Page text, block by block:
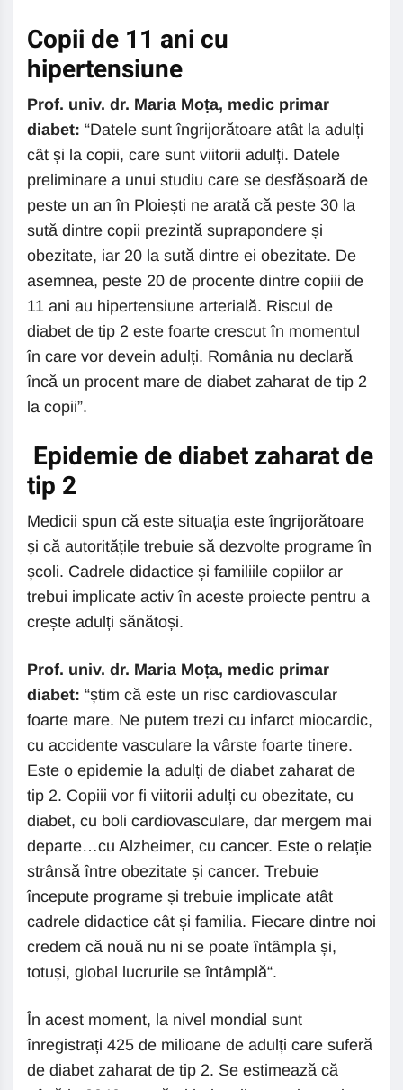
Copii de 11 ani cu
hipertensiune
Prof. univ. dr. Maria Moța, medic primar
diabet: “Datele sunt îngrijorătoare atât la adulți
cât și la copii, care sunt viitorii adulți. Datele
preliminare a unui studiu care se desfășoară de
peste un an în Ploiești ne arată că peste 30 la
sută dintre copii prezintă suprapondere și
obezitate, iar 20 la sută dintre ei obezitate. De
asemnea, peste 20 de procente dintre copiii de
11 ani au hipertensiune arterială. Riscul de
diabet de tip 2 este foarte crescut în momentul
în care vor devein adulți. România nu declară
încă un procent mare de diabet zaharat de tip 2
la copii”.
Epidemie de diabet zaharat de
tip 2
Medicii spun că este situația este îngrijorătoare
și că autoritățile trebuie să dezvolte programe în
școli. Cadrele didactice și familiile copiilor ar
trebui implicate activ în aceste proiecte pentru a
crește adulți sănătoși.
Prof. univ. dr. Maria Moța, medic primar
diabet: “știm că este un risc cardiovascular
foarte mare. Ne putem trezi cu infarct miocardic,
cu accidente vasculare la vârste foarte tinere.
Este o epidemie la adulți de diabet zaharat de
tip 2. Copiii vor fi viitorii adulți cu obezitate, cu
diabet, cu boli cardiovasculare, dar mergem mai
departe…cu Alzheimer, cu cancer. Este o relație
strânsă între obezitate și cancer. Trebuie
începute programe și trebuie implicate atât
cadrele didactice cât și familia. Fiecare dintre noi
credem că nouă nu ni se poate întâmpla și,
totuși, global lucrurile se întâmplă“.
În acest moment, la nivel mondial sunt
înregistrați 425 de milioane de adulți care suferă
de diabet zaharat de tip 2. Se estimează că